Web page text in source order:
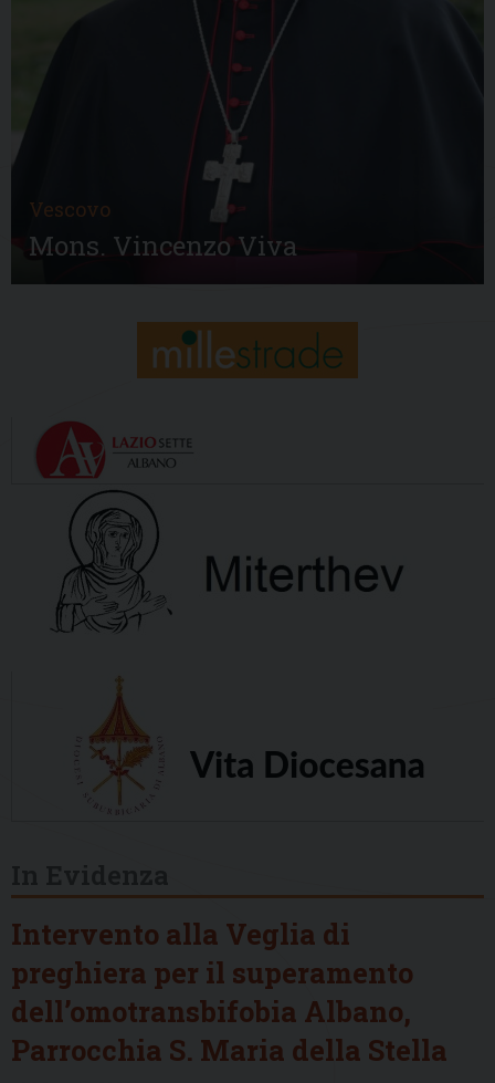
Vescovo
Mons. Vincenzo Viva
Intervento alla Veglia di
preghiera per il superamento
dell’omotransbifobia Albano,
Parrocchia S. Maria della Stella